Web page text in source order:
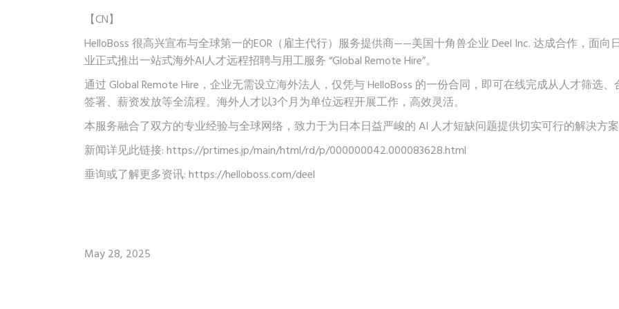
【CN】
HelloBoss 很高兴宣布与全球第一的EOR（雇主代行）服务提供商——美国十角兽企业 Deel Inc. 达成合作，面向
业正式推出一站式海外AI人才远程招聘与用工服务 “Global Remote Hire”。
通过 Global Remote Hire，企业无需设立海外法人，仅凭与 HelloBoss 的一份合同，即可在线完成从人才筛选、
签署、薪资发放等全流程。海外人才以3个月为单位远程开展工作，高效灵活。
本服务融合了双方的专业经验与全球网络，致力于为日本日益严峻的 AI 人才短缺问题提供切实可行的解决方案
新闻详见此链接:https://prtimes.jp/main/html/rd/p/000000042.000083628.html
垂询或了解更多资讯:https://helloboss.com/deel
May 28, 2025